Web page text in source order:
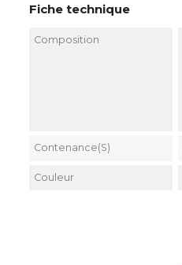
Fiche technique
Composition
Contenance(s)
Couleur